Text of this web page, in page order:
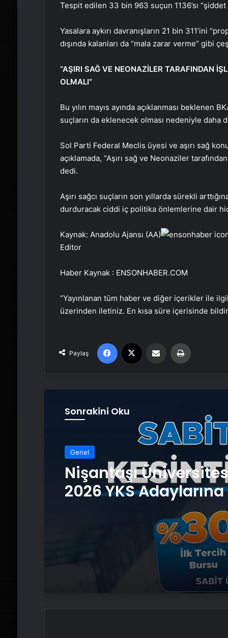
Tespit edilen 33 bin 963 suçun 1136’sı
Yasalara aykırı davranışların 21 bin 311’ini
dışında kalanları da “mala zarar verme” gibi
“AŞIRI SAĞ VE NEONAZİLER TARAFINDAN
OLMALI”
Bu yılın mayıs ayında açıklanması beklenen
suçların da eklenecek olması nedeniyle daha
Sol Parti Federal Meclis üyesi ve aşırı sağ
açıklamada, “Aşırı sağ ve Neonaziler
dedi.
Aşırı sağcı suçların son yıllarda sürekli
durduracak ciddi iç politika önlemlerine dair
Kaynak: Anadolu Ajansı (AA)
Editor
Haber Kaynak : ENSONHABER.COM
“Yayınlanan tüm haber ve diğer içerikler ile
üzerinden iletiniz. En kısa süre içerisinde
Paylaş
Facebook Email'den paylaş
Sonrakini Oku
Genel
Nişantaşı
2026 YKS
Güvence: Sabit
Kesintisiz Burs